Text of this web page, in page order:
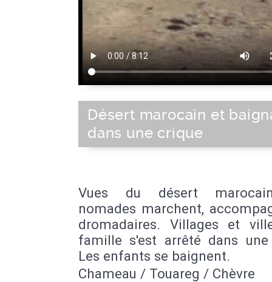
Désert marocain et
dans une crique
Vues du désert
nomades marchent,
dromadaires. Villages et
famille s'est arrêté dans une
Les enfants se baignent.
Chameau / Touareg / Chèvre